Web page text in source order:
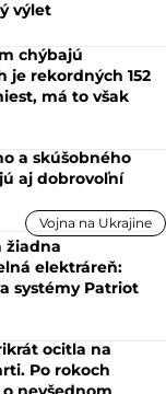
výlet
chýbajú
je rekordných 152
má to však
a skúšobného
aj dobrovoľní
Vojna na Ukrajine
žiadna
elektráreň:
systémy Patriot
ocitla na
Po rokoch